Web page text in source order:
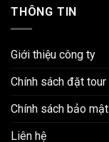
THÔNG TIN
Giới thiệu công ty
Chính sách đặt tour
Chính sách bảo mật
Liên hệ